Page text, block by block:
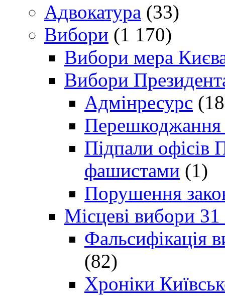
Адвокатура (33)
Вибори (1 170)
Вибори мера
Вибори
Адмінресурс
Перешкоджання
Підпали офісів
фашистами (1)
Порушення
Місцеві вибори
Фальсифікація
(82)
Хроніки